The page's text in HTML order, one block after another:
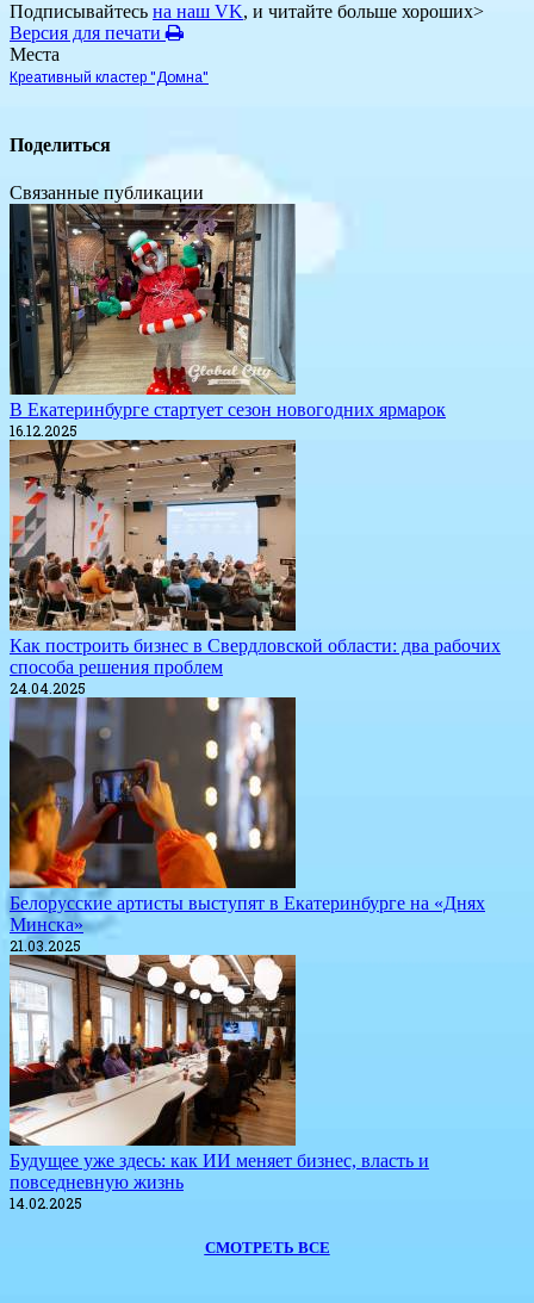
Подписывайтесь на наш VK, и читайте больше хороших>
Версия для печати
Места
Креативный кластер "Домна"
Поделиться
Связанные публикации
​В Екатеринбурге стартует сезон новогодних ярмарок
16.12.2025
Как построить бизнес в Свердловской области: два рабочих
способа решения проблем
24.04.2025
Белорусские артисты выступят в Екатеринбурге на «Днях
Минска»
21.03.2025
Будущее уже здесь: как ИИ меняет бизнес, власть и
повседневную жизнь
14.02.2025
СМОТРЕТЬ ВСЕ